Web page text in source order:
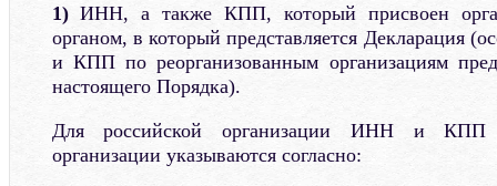
1)ИНН, а также КПП, который присвоен
органом, в который представляется Декларация
и КПП по реорганизованным организациям
настоящего Порядка).
Для российской организации ИНН и КПП
организации указываются согласно: